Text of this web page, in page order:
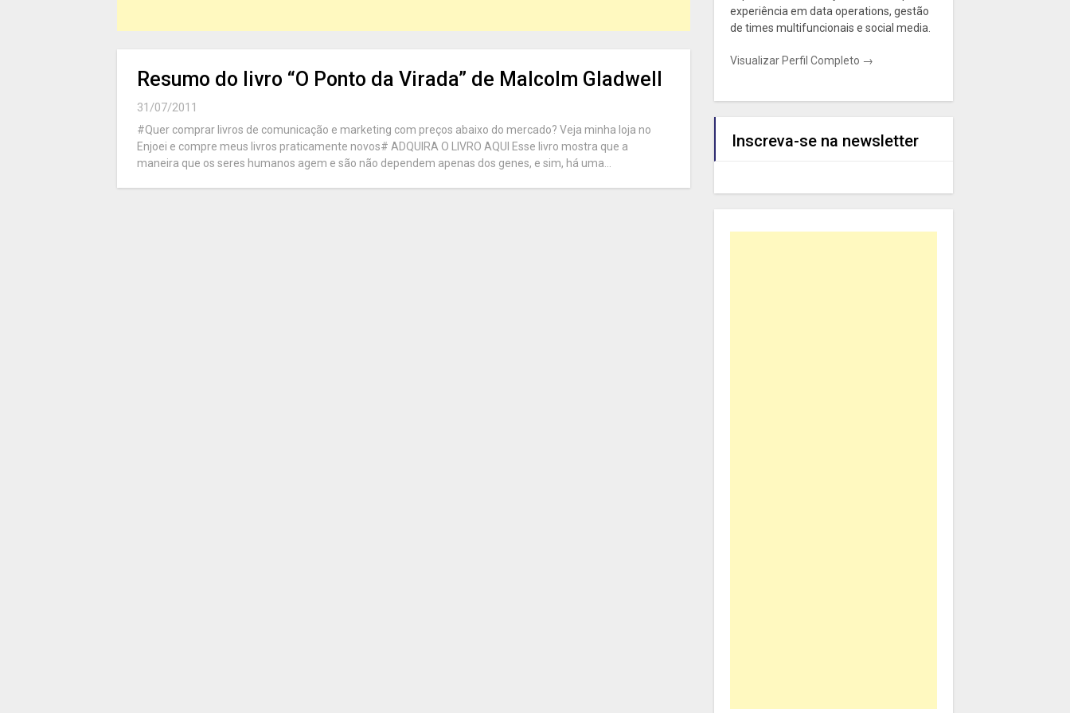
Resumo do livro “O Ponto da Virada” de Malcolm Gladwell
31/07/2011
#Quer comprar livros de comunicação e marketing com preços abaixo do mercado? Veja minha loja no
Enjoei e compre meus livros praticamente novos# ADQUIRA O LIVRO AQUI Esse livro mostra que a
maneira que os seres humanos agem e são não dependem apenas dos genes, e sim, há uma...
experiência em data operations, gestão
de times multifuncionais e social media.
Visualizar Perfil Completo →
Inscreva-se na newsletter